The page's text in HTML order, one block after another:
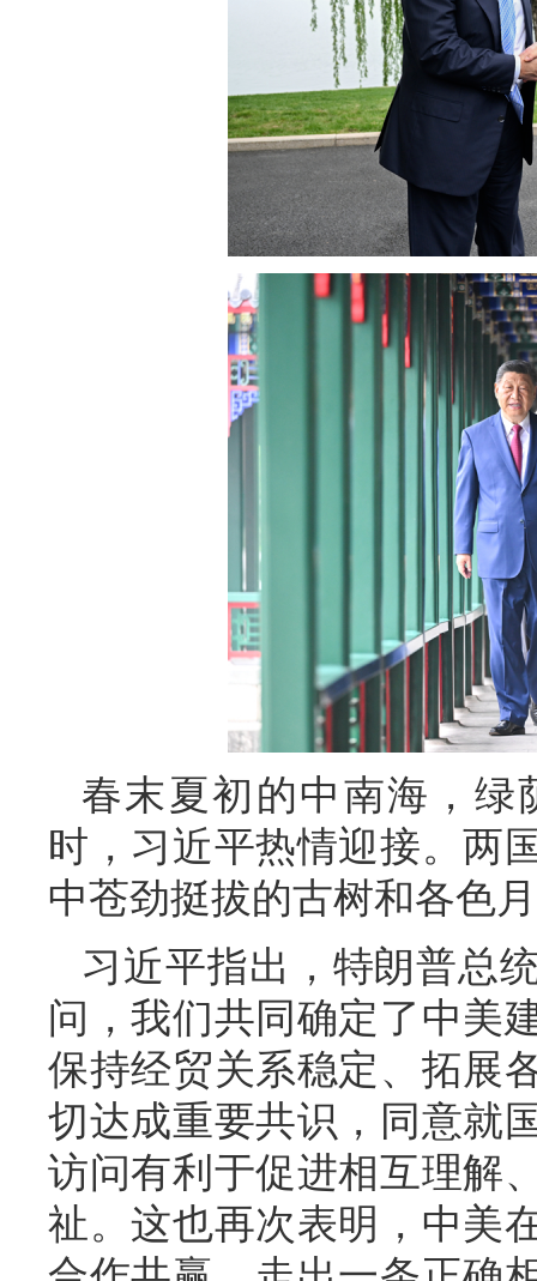
春末夏初的中南海，绿
时，习近平热情迎接。两
中苍劲挺拔的古树和各色
习近平指出，特朗普总
问，我们共同确定了中美
保持经贸关系稳定、拓展
切达成重要共识，同意就
访问有利于促进相互理解
祉。这也再次表明，中美